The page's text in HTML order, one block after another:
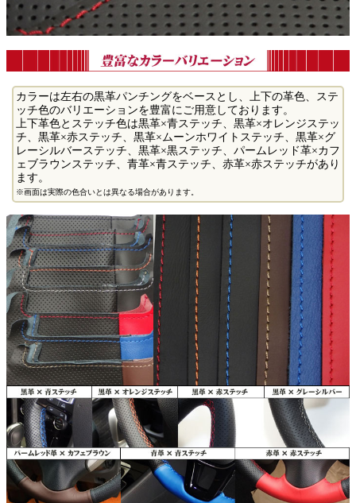
カラーは左右の黒革パンチングをベースとし、上下の革色、ステ
ッチ色のバリエーションを豊富にご用意しております。
上下革色とステッチ色は黒革×青ステッチ、黒革×オレンジステッ
チ、黒革×赤ステッチ、黒革×ムーンホワイトステッチ、黒革×グ
レーシルバーステッチ、黒革×黒ステッチ、パームレッド革×カフ
ェブラウンステッチ、青革×青ステッチ、赤革×赤ステッチがあり
ます。
※画面は実際の色合いとは異なる場合があります。